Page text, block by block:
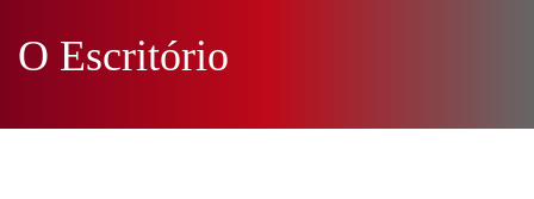
O Escritório